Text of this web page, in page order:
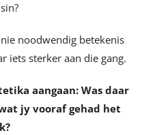
noodwendig betekenis
iets sterker aan die gang.
aangaan: Was daar
jy vooraf gehad het